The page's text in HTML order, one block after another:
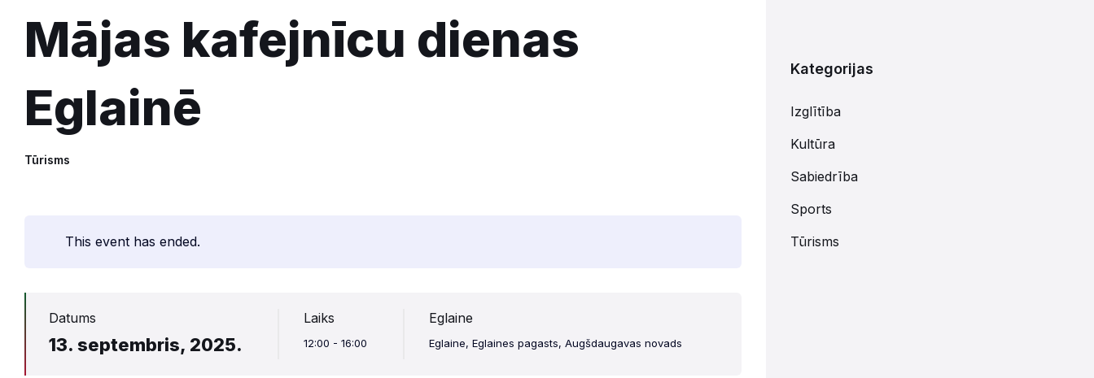
Mājas kafejnīcu dienas
Eglainē
Tūrisms
This event has ended.
Datums
13. septembris, 2025.
Laiks
12:00 - 16:00
Eglaine
Eglaine, Eglaines pagasts, Augšdaugavas novads
Kategorijas
Izglītība
Kultūra
Sabiedrība
Sports
Tūrisms